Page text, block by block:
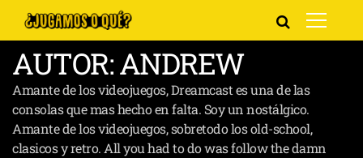
AUTOR:ANDREW
Amante de los videojuegos, Dreamcast es una de las
consolas que mas hecho en falta. Soy un nostálgico.
Amante de los videojuegos, sobretodo los old-school,
clasicos y retro. All you had to do was follow the damn